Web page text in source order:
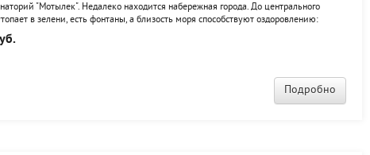
"Мотылек". Недалеко находится набережная города. До центрального
в зелени, есть фонтаны, а близость моря способствуют оздоровлению:
на: 1-ю, 2-ю категорию, номер повышенной комфортности и номер люкс.
здании...
Подробно